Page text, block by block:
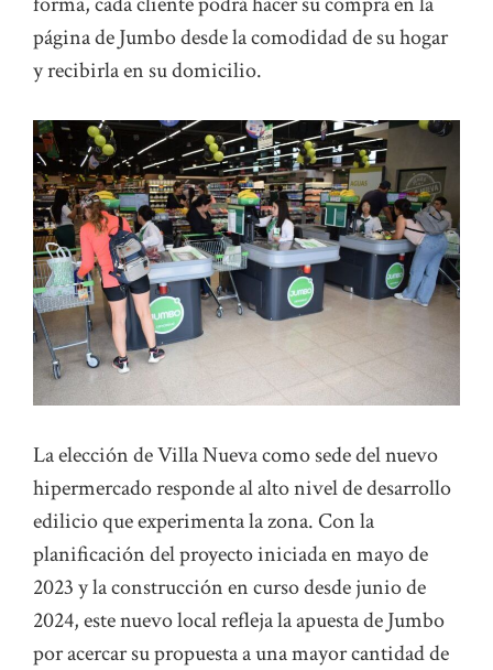
página de Jumbo desde la comodidad de su hogar
y recibirla en su domicilio.
La elección de Villa Nueva como sede del nuevo
hipermercado responde al alto nivel de desarrollo
edilicio que experimenta la zona. Con la
planificación del proyecto iniciada en mayo de
2023 y la construcción en curso desde junio de
2024, este nuevo local refleja la apuesta de Jumbo
por acercar su propuesta a una mayor cantidad de